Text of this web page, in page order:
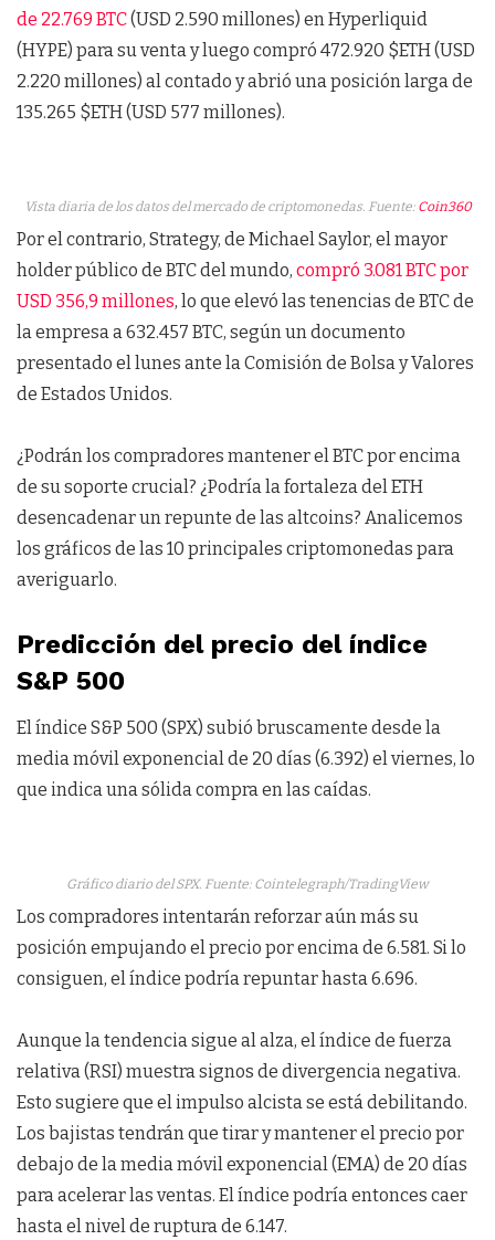
de 22.769 BTC(USD 2.590 millones) en Hyperliquid
(HYPE) para su venta y luego compró 472.920 $ETH (USD
2.220 millones) al contado y abrió una posición larga de
135.265 $ETH (USD 577 millones).
Vista diaria de los datos del mercado de criptomonedas. Fuente: Coin360
Por el contrario, Strategy, de Michael Saylor, el mayor
holder público de BTC del mundo, compró 3.081 BTC por
USD 356,9 millones, lo que elevó las tenencias de BTC de
la empresa a 632.457 BTC, según un documento
presentado el lunes ante la Comisión de Bolsa y Valores
de Estados Unidos.
¿Podrán los compradores mantener el BTC por encima
de su soporte crucial? ¿Podría la fortaleza del ETH
desencadenar un repunte de las altcoins? Analicemos
los gráficos de las 10 principales criptomonedas para
averiguarlo.
Predicción del precio del índice
S&P 500
El índice S&P 500 (SPX) subió bruscamente desde la
media móvil exponencial de 20 días (6.392) el viernes, lo
que indica una sólida compra en las caídas.
Gráfico diario del SPX. Fuente: Cointelegraph/TradingView
Los compradores intentarán reforzar aún más su
posición empujando el precio por encima de 6.581. Si lo
consiguen, el índice podría repuntar hasta 6.696.
Aunque la tendencia sigue al alza, el índice de fuerza
relativa (RSI) muestra signos de divergencia negativa.
Esto sugiere que el impulso alcista se está debilitando.
Los bajistas tendrán que tirar y mantener el precio por
debajo de la media móvil exponencial (EMA) de 20 días
para acelerar las ventas. El índice podría entonces caer
hasta el nivel de ruptura de 6.147.